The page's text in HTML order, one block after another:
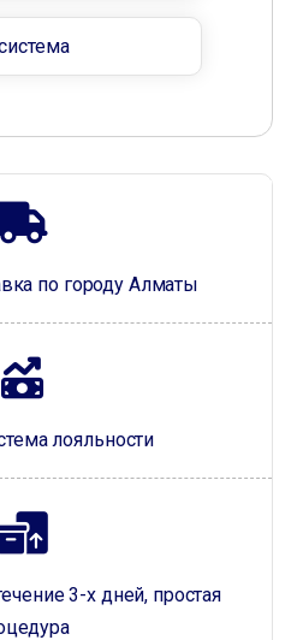
по городу Алматы
лояльности
3-х дней, простая